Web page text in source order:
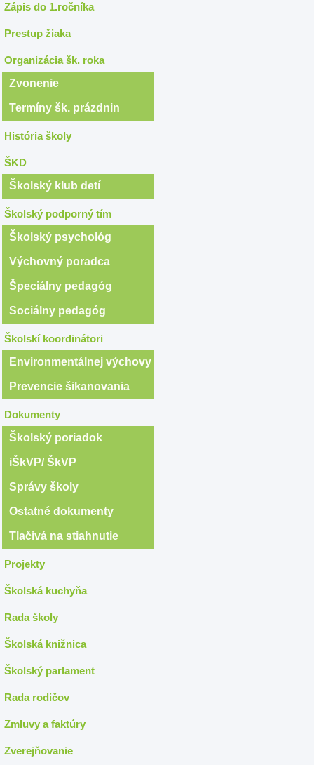
Zápis do 1.ročníka
Prestup žiaka
Organizácia šk. roka
Zvonenie
Termíny šk. prázdnin
História školy
ŠKD
Školský klub detí
Školský podporný tím
Školský psychológ
Výchovný poradca
Špeciálny pedagóg
Sociálny pedagóg
Školskí koordinátori
Environmentálnej výchovy
Prevencie šikanovania
Dokumenty
Školský poriadok
iŠkVP/ ŠkVP
Správy školy
Ostatné dokumenty
Tlačivá na stiahnutie
Projekty
Školská kuchyňa
Rada školy
Školská knižnica
Školský parlament
Rada rodičov
Zmluvy a faktúry
Zverejňovanie